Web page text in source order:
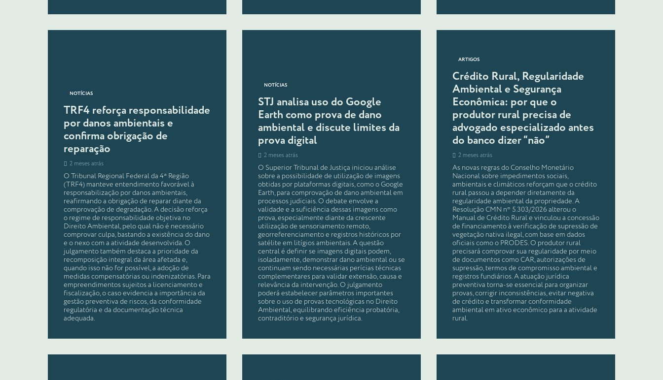
NOTÍCIAS
TRF4 reforça responsabilidade
por danos ambientais e
confirma obrigação de
reparação
2 meses atrás
O Tribunal Regional Federal da 4ª Região
(TRF4) manteve entendimento favorável à
responsabilização por danos ambientais,
reafirmando a obrigação de reparar diante da
comprovação de degradação. A decisão reforça
o regime de responsabilidade objetiva no
Direito Ambiental, pelo qual não é necessário
comprovar culpa, bastando a existência do dano
e o nexo com a atividade desenvolvida. O
julgamento também destaca a prioridade da
recomposição integral da área afetada e,
quando isso não for possível, a adoção de
medidas compensatórias ou indenizatórias. Para
empreendimentos sujeitos a licenciamento e
fiscalização, o caso evidencia a importância da
gestão preventiva de riscos, da conformidade
regulatória e da documentação técnica
adequada.
NOTÍCIAS
STJ analisa uso do Google
Earth como prova de dano
ambiental e discute limites da
prova digital
2 meses atrás
O Superior Tribunal de Justiça iniciou análise
sobre a possibilidade de utilização de imagens
obtidas por plataformas digitais, como o Google
Earth, para comprovação de dano ambiental em
processos judiciais. O debate envolve a
validade e a suficiência dessas imagens como
prova, especialmente diante da crescente
utilização de sensoriamento remoto,
georreferenciamento e registros históricos por
satélite em litígios ambientais. A questão
central é definir se imagens digitais podem,
isoladamente, demonstrar dano ambiental ou se
continuam sendo necessárias perícias técnicas
complementares para validar extensão, causa e
relevância da intervenção. O julgamento
poderá estabelecer parâmetros importantes
sobre o uso de provas tecnológicas no Direito
Ambiental, equilibrando eficiência probatória,
contraditório e segurança jurídica.
ARTIGOS
Crédito Rural, Regularidade
Ambiental e Segurança
Econômica: por que o
produtor rural precisa de
advogado especializado antes
do banco dizer “não”
2 meses atrás
As novas regras do Conselho Monetário
Nacional sobre impedimentos sociais,
ambientais e climáticos reforçam que o crédito
rural passou a depender diretamente da
regularidade ambiental da propriedade. A
Resolução CMN nº 5.303/2026 alterou o
Manual de Crédito Rural e vinculou a concessão
de financiamento à verificação de supressão de
vegetação nativa ilegal, com base em dados
oficiais como o PRODES. O produtor rural
precisará comprovar sua regularidade por meio
de documentos como CAR, autorizações de
supressão, termos de compromisso ambiental e
registros fundiários. A atuação jurídica
preventiva torna-se essencial para organizar
provas, corrigir inconsistências, evitar negativa
de crédito e transformar conformidade
ambiental em ativo econômico para a atividade
rural.